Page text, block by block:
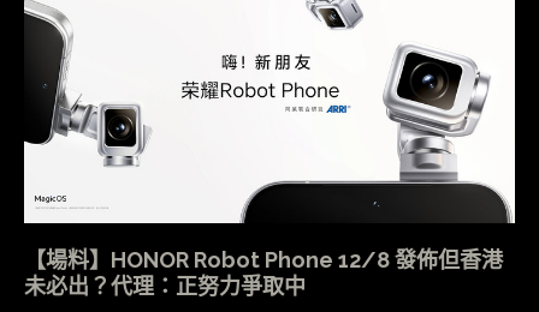
【場料】HONOR Robot Phone 12/8 發佈但香港
未必出？代理：正努力爭取中